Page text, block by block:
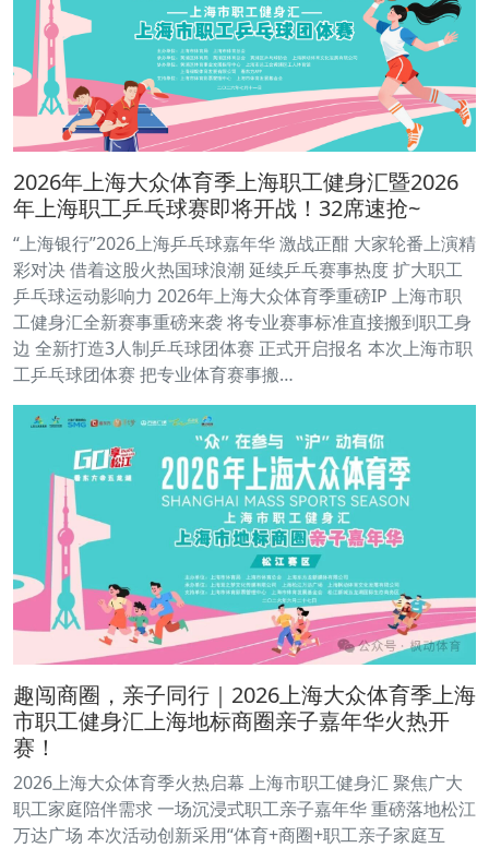
2026年上海大众体育季上海职工健身汇暨2026
年上海职工乒乓球赛即将开战！32席速抢~
“上海银行”2026上海乒乓球嘉年华 激战正酣 大家轮番上演精
彩对决 借着这股火热国球浪潮 延续乒乓赛事热度 扩大职工
乒乓球运动影响力 2026年上海大众体育季重磅IP 上海市职
工健身汇全新赛事重磅来袭 将专业赛事标准直接搬到职工身
边 全新打造3人制乒乓球团体赛 正式开启报名 本次上海市职
工乒乓球团体赛 把专业体育赛事搬…
趣闯商圈，亲子同行｜2026上海大众体育季上海
市职工健身汇上海地标商圈亲子嘉年华火热开
赛！
2026上海大众体育季火热启幕 上海市职工健身汇 聚焦广大
职工家庭陪伴需求 一场沉浸式职工亲子嘉年华 重磅落地松江
万达广场 本次活动创新采用“体育+商圈+职工亲子家庭互